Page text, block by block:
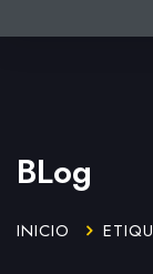
BLog
INICIO